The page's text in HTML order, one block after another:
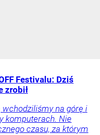
Festivalu: Dziś
zrobił
wchodziliśmy na górę i
komputerach. Nie
czasu, za którym